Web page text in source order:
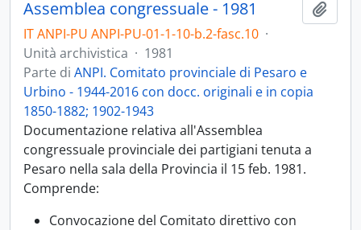
Assemblea congressuale - 1981
IT ANPI-PU ANPI-PU-01-1-10-b.2-fasc.10 ·
Unità archivistica · 1981
Parte di ANPI. Comitato provinciale di Pesaro e
Urbino - 1944-2016 con docc. originali e in copia
1850-1882; 1902-1943
Documentazione relativa all'Assemblea
congressuale provinciale dei partigiani tenuta a
Pesaro nella sala della Provincia il 15 feb. 1981.
Comprende:
Convocazione del Comitato direttivo con